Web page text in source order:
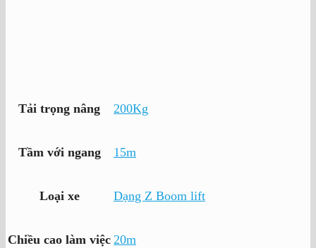
Tải trọng nâng 200Kg
Tầm với ngang 15m
Loại xe Dạng Z Boom lift
Chiều cao làm việc 20m